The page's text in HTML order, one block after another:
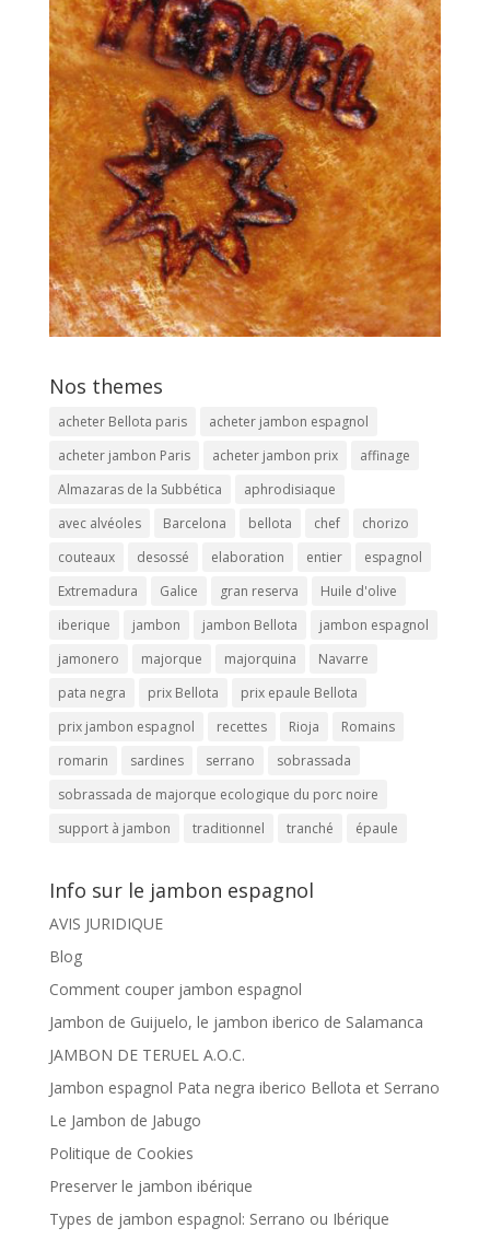
Nos themes
acheter Bellota paris
acheter jambon espagnol
acheter jambon Paris
acheter jambon prix
affinage
Almazaras de la Subbética
aphrodisiaque
avec alvéoles
Barcelona bellota chef
chorizo
couteaux
desossé elaboration entier
espagnol
Extremadura
Galice gran reserva
Huile d'olive
iberique
jambon jambon Bellota
jambon espagnol
jamonero
majorque majorquina
Navarre
pata negra
prix Bellota
prix epaule Bellota
prix jambon espagnol
recettes Rioja
Romains
romarin
sardines serrano
sobrassada
sobrassada de majorque ecologique du porc noire
support à jambon
traditionnel tranché épaule
Info sur le jambon espagnol
AVIS JURIDIQUE
Blog
Comment couper jambon espagnol
Jambon de Guijuelo, le jambon iberico de Salamanca
JAMBON DE TERUEL A.O.C.
Jambon espagnol Pata negra iberico Bellota et Serrano
Le Jambon de Jabugo
Politique de Cookies
Preserver le jambon ibérique
Types de jambon espagnol: Serrano ou Ibérique